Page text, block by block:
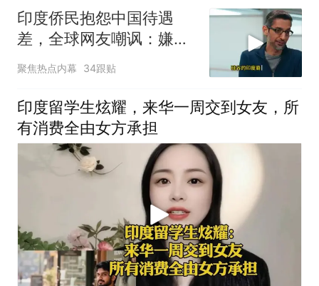
印度侨民抱怨中国待遇
差，全球网友嘲讽：嫌差
就回印度啊
聚焦热点内幕 34跟贴
印度留学生炫耀，来华一周交到女友，所
有消费全由女方承担